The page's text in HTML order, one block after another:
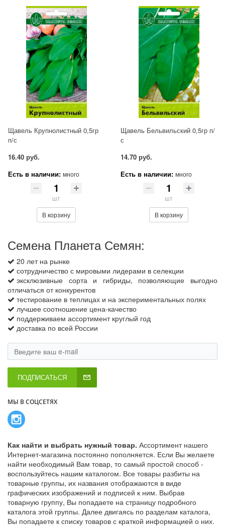
Щавель Крупнолистный 0,5гр
п/с
16.40 руб.
Есть в наличии: много
шт
В корзину
Щавель Бельвильский 0,5гр п/
с
14.70 руб.
Есть в наличии: много
шт
В корзину
Семена Планета Семян:
20 лет на рынке
сотрудничество с мировыми лидерами в селекции
эксклюзивные сорта и гибриды, позволяющие выгодно
отличаться от конкурентов
тестирование в теплицах и на экспериментальных полях
лучшее соотношение цена-качество
поддерживаем ассортимент круглый год
доставка по всей России
ПОДПИСАТЬСЯ
МЫ В СОЦСЕТЯХ
Как найти и выбрать нужный товар. Ассортимент нашего
Интернет-магазина постоянно пополняется. Если Вы желаете
найти необходимый Вам товар, то самый простой способ -
воспользуйтесь нашим каталогом. Все товары разбиты на
товарные группы, их названия отображаются в виде
графических изображений и подписей к ним. Выбрав
товарную группу, Вы попадаете на страницу подробного
каталога этой группы. Далее двигаясь по разделам каталога,
Вы попадаете к списку товаров с краткой информацией о них.